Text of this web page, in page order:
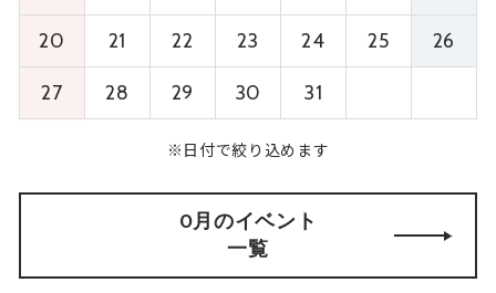
20 21 22 23 24 25 26
27 28 29 30 31
※日付で絞り込めます
0月のイベント
一覧